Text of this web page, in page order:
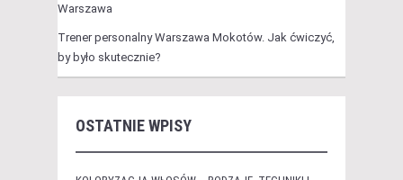
Warszawa
Trener personalny Warszawa Mokotów. Jak ćwiczyć,
by było skutecznie?
OSTATNIE WPISY